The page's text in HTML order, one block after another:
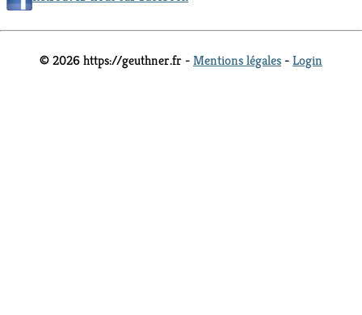
© 2026 https://geuthner.fr -Mentions légales -Login